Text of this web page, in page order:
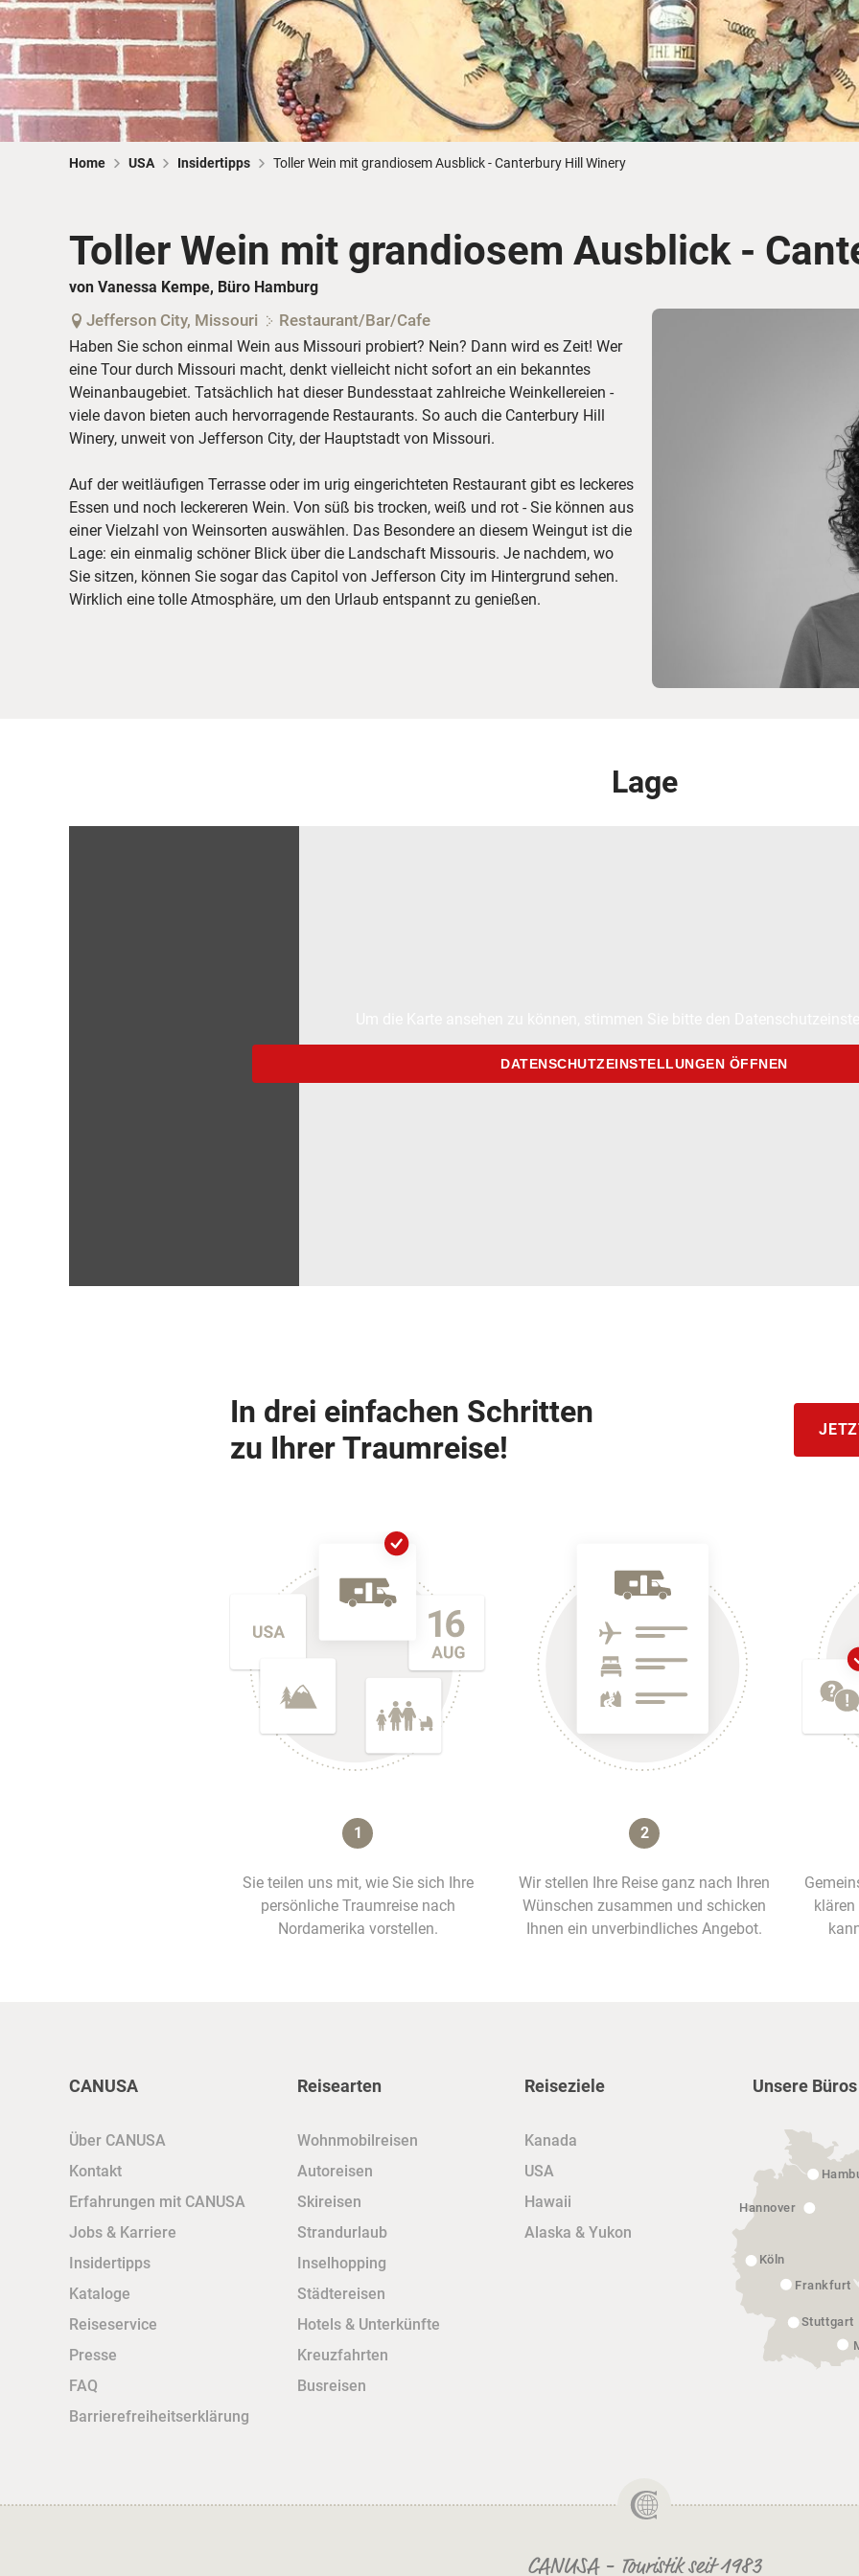
© ShaneMyersPhoto
Hawaii
Busreisen
© Chris Frey
Skireisen
Routen­vorschläge
© Swissmediavision/ ...
CANUSA-Magazin
Reisebüro-Service
Über uns
Home USA Insidertipps Toller Wein mit grandiosem Ausblick - Canterbury Hill Winery
Toller Wein mit grandiosem Ausblick -
von Vanessa Kempe, Büro Hamburg
Jefferson City, Missouri Restaurant/Bar/Cafe
Haben Sie schon einmal Wein aus Missouri probiert? Nein? Dann wird es Zeit! Wer
eine Tour durch Missouri macht, denkt vielleicht nicht sofort an ein bekanntes
Weinanbaugebiet. Tatsächlich hat dieser Bundesstaat zahlreiche Weinkellereien -
viele davon bieten auch hervorragende Restaurants. So auch die Canterbury Hill
Winery, unweit von Jefferson City, der Hauptstadt von Missouri.
Auf der weitläufigen Terrasse oder im urig eingerichteten Restaurant gibt es leckeres
Essen und noch leckereren Wein. Von süß bis trocken, weiß und rot - Sie können aus
einer Vielzahl von Weinsorten auswählen. Das Besondere an diesem Weingut ist die
Lage: ein einmalig schöner Blick über die Landschaft Missouris. Je nachdem, wo
Sie sitzen, können Sie sogar das Capitol von Jefferson City im Hintergrund sehen.
Wirklich eine tolle Atmosphäre, um den Urlaub entspannt zu genießen.
Lage
DATENSCHUTZEINSTELLUNGEN ÖFFNEN
In drei einfachen Schritten
zu Ihrer Traumreise!
1
Sie teilen uns mit, wie Sie sich Ihre
persönliche Traumreise nach
Nordamerika vorstellen.
2
Wir stellen Ihre Reise ganz nach Ihren
Wünschen zusammen und schicken
Ihnen ein unverbindliches Angebot.
CANUSA
Über CANUSA
Kontakt
Erfahrungen mit CANUSA
Jobs & Karriere
Insidertipps
Kataloge
Reiseservice
Presse
FAQ
Barrierefreiheitserklärung
Reisearten
Wohnmobilreisen
Autoreisen
Skireisen
Strandurlaub
Inselhopping
Städtereisen
Hotels & Unterkünfte
Kreuzfahrten
Busreisen
Reiseziele
Kanada
USA
Hawaii
Alaska & Yukon
Unsere Büros
Hannover
Köln
Frankfurt
Stuttgart
CANUSA - Touristik seit 1983